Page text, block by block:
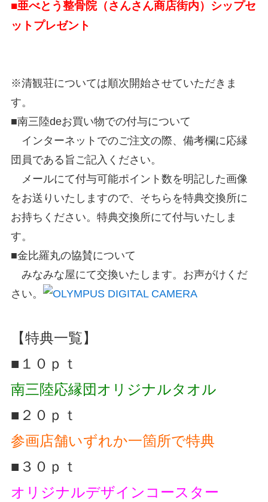
■亜べとう整骨院（さんさん商店街内）シップセ
ットプレゼント
※清観荘については順次開始させていただきま
す。
■南三陸deお買い物での付与について
インターネットでのご注文の際、備考欄に応縁
団員である旨ご記入ください。
メールにて付与可能ポイント数を明記した画像
をお送りいたしますので、そちらを特典交換所に
お持ちください。特典交換所にて付与いたしま
す。
■金比羅丸の協賛について
みなみな屋にて交換いたします。お声がけくだ
さい。
【特典一覧】
■１０ｐｔ
南三陸応縁団オリジナルタオル
■２０ｐｔ
参画店舗いずれか一箇所で特典
■３０ｐｔ
オリジナルデザインコースター